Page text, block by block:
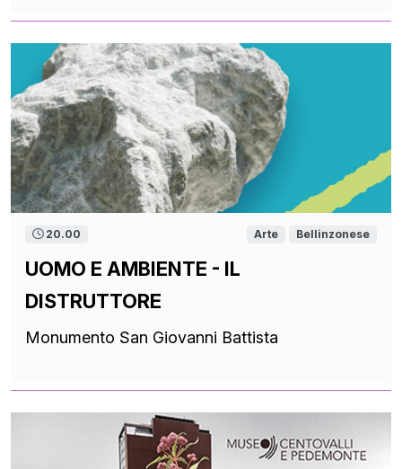
20.00 Arte Bellinzonese
UOMO E AMBIENTE - IL
DISTRUTTORE
Monumento San Giovanni Battista